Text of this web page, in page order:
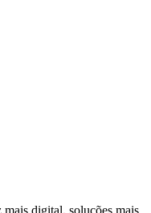
mais digital, soluções mais